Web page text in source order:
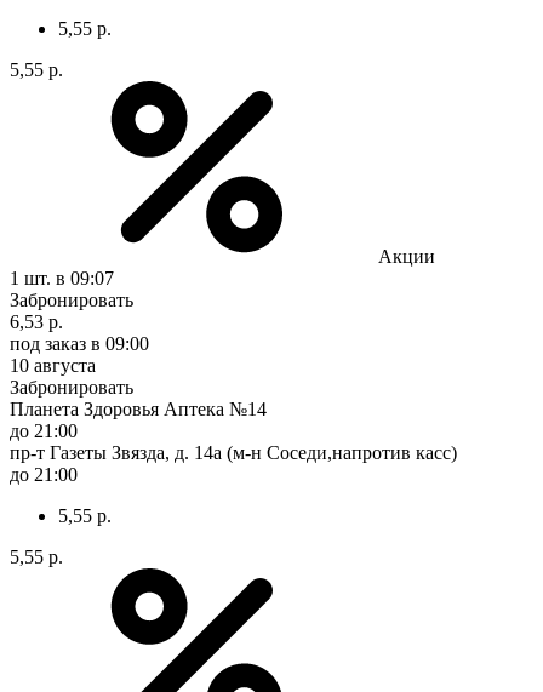
5,55 р.
5,55 р.
Акции
1 шт. в 09:07
Забронировать
6,53 р.
под заказ в 09:00
10 августа
Забронировать
Планета Здоровья Аптека №14
до 21:00
пр-т Газеты Звязда, д. 14а (м-н Соседи,напротив касс)
до 21:00
5,55 р.
5,55 р.